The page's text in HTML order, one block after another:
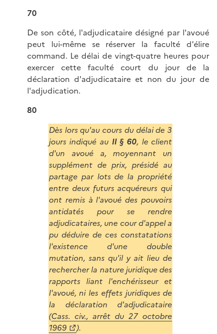
70
De son côté, l'adjudicataire désigné par l'avoué
peut lui-même se réserver la faculté d'élire
command. Le délai de vingt-quatre heures pour
exercer cette faculté court du jour de la
déclaration d'adjudicataire et non du jour de
l'adjudication.
80
Dès lors qu'au cours du délai de 3
jours indiqué au II § 60, le client
d'un avoué a, moyennant un
supplément de prix, présidé au
partage par lots de la propriété
entre deux futurs acquéreurs qui
ont remis à l'avoué des pouvoirs
antidatés pour se rendre
adjudicataires, une cour d'appel a
pu déduire de ces constatations
l'existence d'une double
mutation, sans qu'il y ait lieu de
rechercher la nature juridique des
rapports liant l'enchérisseur et
l'avoué, ni les effets juridiques de
la déclaration d'adjudicataire
(Cass. civ., arrêt du 27 octobre
1969
).